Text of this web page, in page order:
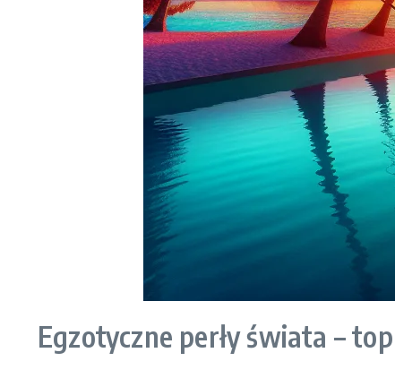
Egzotyczne perły świata –